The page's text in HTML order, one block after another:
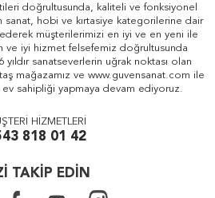
doğrultusunda, kaliteli ve fonksiyonel
sanat, hobi ve kırtasiye kategorilerine dair
müşterilerimizi en iyi ve en yeni ile
ve iyi hizmet felsefemiz doğrultusunda
sanatseverlerin uğrak noktası olan
mağazamız ve www.guvensanat.com ile
ev sahipliği yapmaya devam ediyoruz.
HİZMETLERİ
818 01 42
TAKİP EDİN